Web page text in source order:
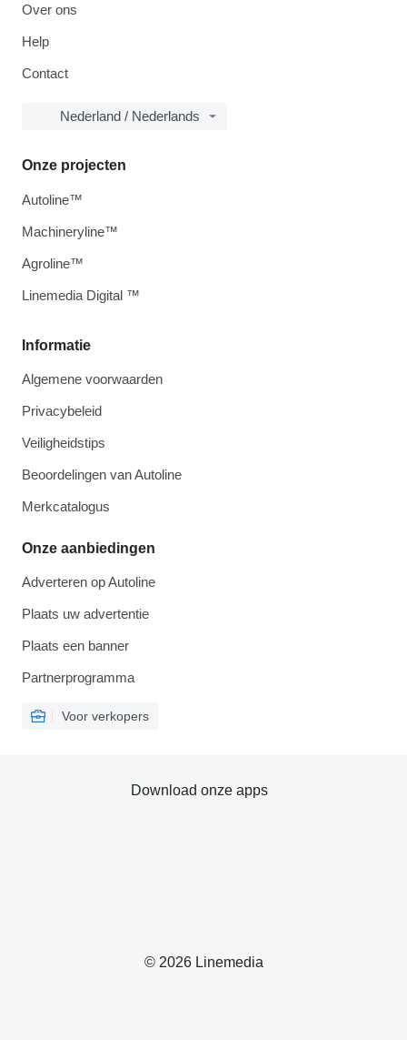
Over ons
Help
Contact
Nederland / Nederlands
Informatie
Algemene voorwaarden
Privacybeleid
Veiligheidstips
Beoordelingen van Autoline
Merkcatalogus
Onze aanbiedingen
Adverteren op Autoline
Plaats uw advertentie
Plaats een banner
Partnerprogramma
Voor verkopers
Onze projecten
Autoline™
Machineryline™
Agroline™
Linemedia Digital ™
© 2026 Linemedia
Download onze apps